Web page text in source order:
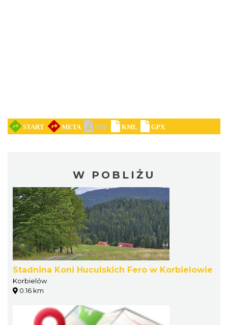
W POBLIŻU
Stadnina Koni Huculskich Fero w Korbielowie
Korbielów
0.16 km